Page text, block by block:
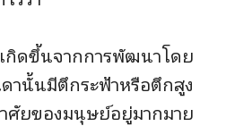
ดขึ้นจากการพัฒนาโดย
านั้นมีตึกระฟ้าหรือตึกสูง
ยของมนุษย์อยู่มากมาย